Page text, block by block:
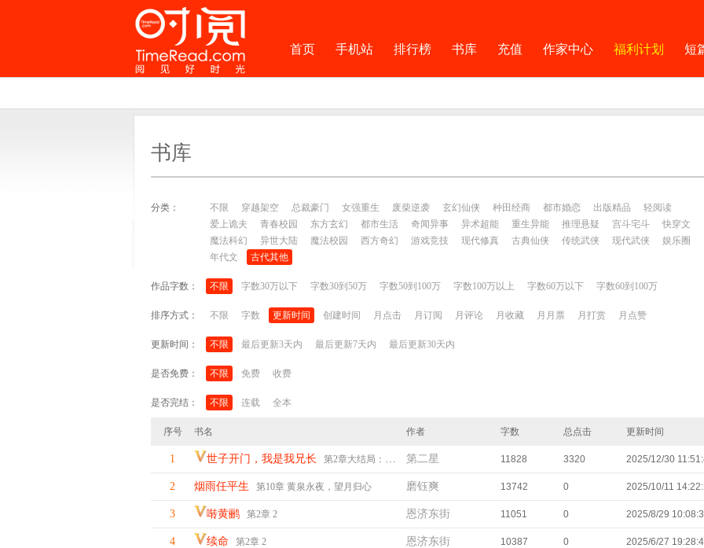
首页 手机站 排行榜 书库 充值 作家中心 福利计划 短
书库
分类： 不限 穿越架空 总裁豪门 女强重生 废柴逆袭 玄幻仙侠 种田经商 都市婚恋 出版精品
轻阅读
爱上诡夫
青春校园 东方玄幻 都市生活 奇闻异事 异术超能 重生异能 推理悬疑 宫斗宅斗
快穿文
魔法科幻
异世大陆 魔法校园 西方奇幻 游戏竞技 现代修真 古典仙侠 传统武侠 现代武侠
娱乐圈
年代文
古代其他
作品字数： 不限 字数30万以下 字数30到50万 字数50到100万 字数100万以上 字数60万以下 字数60到100万
排序方式： 不限 字数 更新时间 创建时间 月点击 月订阅 月评论 月收藏 月月票 月打赏 月点赞
更新时间： 不限 最后更新3天内 最后更新7天内 最后更新30天内
是否免费： 不限 免费 收费
是否完结： 不限 连载 全本
序号 书名 作者 字数 总点击 更新时间
1 世子开门，我是我兄长 第2章大结局：双喜临门 第二星 11828 3320 2025/12/30
2 烟雨任平生 第10章 黄泉永夜，望月归心 磨钰爽 13742 0 2025/10/11
3 啭黄鹂 第2章 2 恩济东街 11051 0 2025/8/29
4 续命 第2章 2 恩济东街 10387 0 2025/6/27